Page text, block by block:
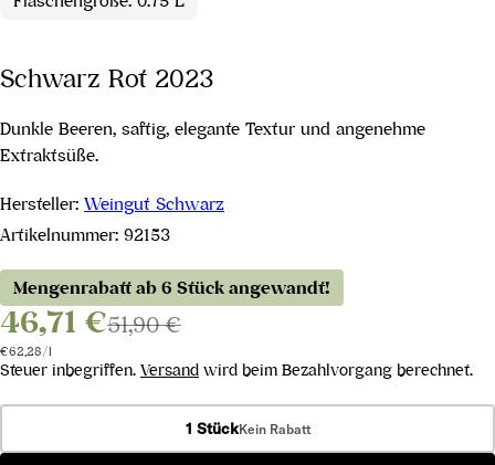
Schwarz Rot 2023
Dunkle Beeren, saftig, elegante Textur und angenehme
Extraktsüße.
Hersteller: Weingut Schwarz
Artikelnummer: 92153
Mengenrabatt ab 6 Stück angewandt!
46,71 €51,90 €
Stückpreis
€62,28/pro
l
Steuer inbegriffen. Versand wird beim Bezahlvorgang berechnet.
1 StückKein Rabatt